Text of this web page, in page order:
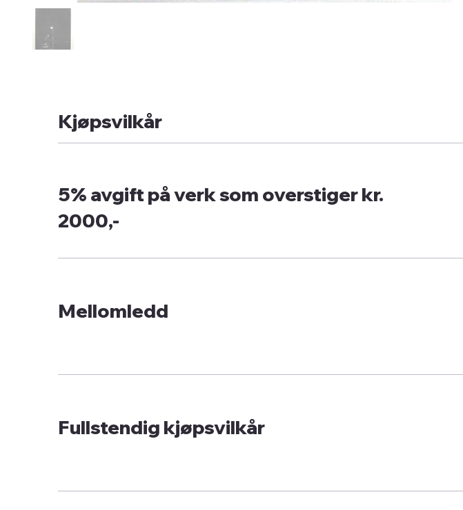
Kjøpsvilkår
5% avgift på verk som overstiger kr.
2000,-
Mellomledd
Fullstendig kjøpsvilkår